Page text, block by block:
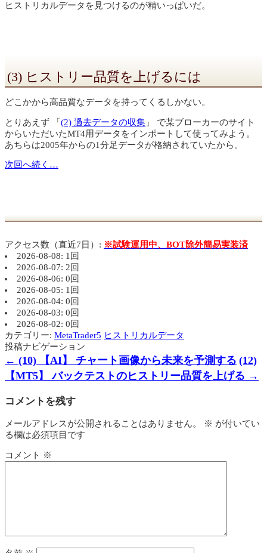
ヒストリカルデータを見つけるのが精いっぱいだ。
(3) ヒストリー品質を上げるには
どこかから高品質なデータを持ってくるしかない。
とりあえず 「 (2) 過去データの収集 」 で某ブローカーのサイト
からいただいたMT4用データをインポートして使ってみよう。
あちらは2005年からの1分足データが格納されていたから。
次回へ続く…
アクセス数（直近7日）: ※試験運用中、BOT除外簡易実装済
2026-08-08: 1回
2026-08-07: 2回
2026-08-06: 0回
2026-08-05: 1回
2026-08-04: 0回
2026-08-03: 0回
2026-08-02: 0回
カテゴリー: MetaTrader5 ヒストリカルデータ
投稿ナビゲーション
← (10) 【AI】 チャート画像から未来を予測する (12)
【MT5】 バックテストのヒストリー品質を上げる →
コメントを残す
メールアドレスが公開されることはありません。 ※ が付いてい
る欄は必須項目です
コメント ※